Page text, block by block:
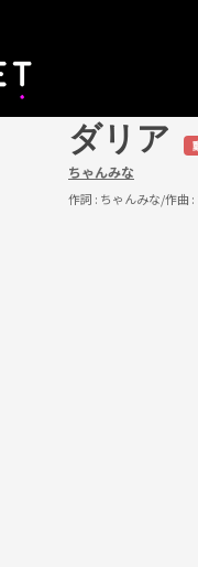
ダリア
ちゃんみな
作詞 : ちゃんみな/作曲 :